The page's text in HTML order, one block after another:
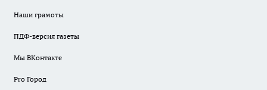
Наши грамоты
ПДФ-версия газеты
Мы ВКонтакте
Pro Город